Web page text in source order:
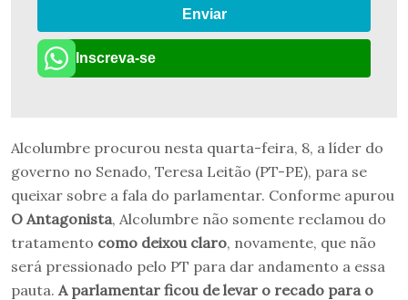
Enviar
Inscreva-se
Alcolumbre procurou nesta quarta-feira, 8, a líder do
governo no Senado, Teresa Leitão (PT-PE), para se
queixar sobre a fala do parlamentar. Conforme apurou
O Antagonista, Alcolumbre não somente reclamou do
tratamento como deixou claro, novamente, que não
será pressionado pelo PT para dar andamento a essa
pauta. A parlamentar ficou de levar o recado para o